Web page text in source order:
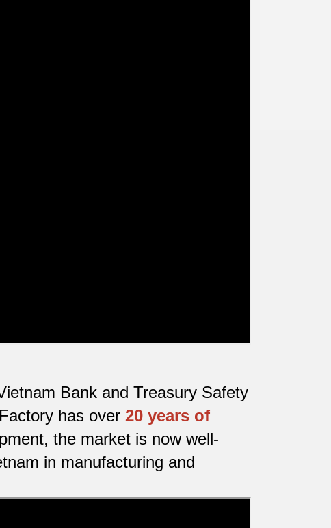
Bank and Treasury Safety
has over 20 years of
the market is now well-
in manufacturing and